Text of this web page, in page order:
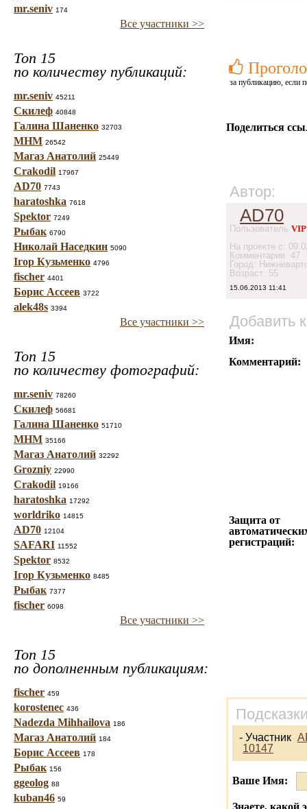
mr.seniv 174
Все участники >>
Топ 15
по количеству публикаций:
mr.seniv 45211
Скилеф 40848
Галина Шаненко 32703
МНМ 26542
Магаз Анатолий 25449
Crakodil 17967
AD70 7743
haratoshka 7618
Spektor 7249
Рыбак 6790
Николай Наседкин 5090
Ігор Кузьменко 4796
fischer 4401
Борис Ассеев 3722
alek48s 3394
Все участники >>
Топ 15
по количеству фотографий:
mr.seniv 78260
Скилеф 56681
Галина Шаненко 51710
МНМ 35166
Магаз Анатолий 32292
Grozniy 22990
Crakodil 19166
haratoshka 17292
worldriko 14815
AD70 12104
SAFARI 11552
Spektor 8532
Ігор Кузьменко 8485
Рыбак 7377
fischer 6098
Все участники >>
Топ 15
по дополненным публикациям:
fischer 459
korostenec 436
Nadezda Mihhailova 186
Магаз Анатолий 184
Борис Ассеев 178
Рыбак 156
ggeolog 88
kuban46 59
за публикацию, если
Поделиться
Автор:
AD70
Пользователь VIP
На проекте с:
Комментарии: 47
Город:
Возраст: 55
15.06.2013 11:41
Добавить
Имя:
Комментарий:
Защита от
регистраций:
- Участник
10147
Ваше Имя:
Знаете, какой